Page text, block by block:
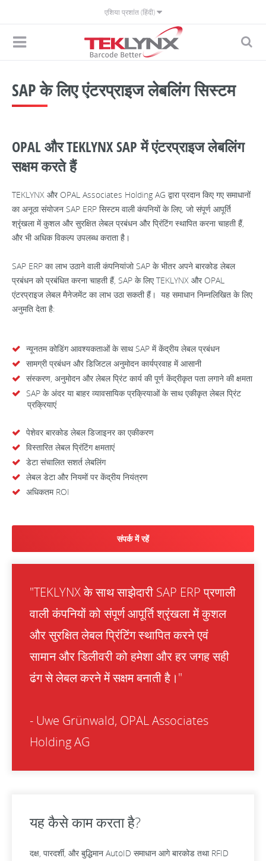
एशिया प्रशांत (हिंदी)
SAP के लिए एंटरप्राइज लेबलिंग सिस्टम
OPAL और TEKLYNX SAP में एंटरप्राइज लेबलिंग
सक्षम करते हैं
TEKLYNX और OPAL Associates Holding AG द्वारा प्रदान किए गए समाधानों
का अनूठा संयोजन SAP ERP सिस्टम वाली कंपनियों के लिए, जो संपूर्ण आपूर्ति
श्रृंखला में कुशल और सुरक्षित लेबल प्रबंधन और प्रिंटिंग स्थापित करना चाहती हैं,
और भी अधिक विकल्प उपलब्ध कराता है।
SAP ERP का लाभ उठाने वाली कंपनियांजो SAP के भीतर अपने बारकोड लेबल
प्रबंधन को प्रबंधित करना चाहती हैं, SAP के लिए TEKLYNX और OPAL
एंटरप्राइज लेबल मैनेजमेंट का लाभ उठा सकती हैं। यह समाधान निम्नलिखित के लिए
अनुमति देता है:
न्यूनतम कोडिंग आवश्यकताओं के साथ SAP में केंद्रीय लेबल प्रबंधन
सामग्री प्रबंधन और डिजिटल अनुमोदन कार्यप्रवाह में आसानी
संस्करण, अनुमोदन और लेबल प्रिंट कार्य की पूर्ण केंद्रीकृत पता लगाने की क्षमता
SAP के अंदर या बाहर व्यावसायिक प्रक्रियाओं के साथ एकीकृत लेबल प्रिंट
प्रक्रियाएं
पेशेवर बारकोड लेबल डिजाइनर का एकीकरण
विस्तारित लेबल प्रिंटिंग क्षमताएं
डेटा संचालित सशर्त लेबलिंग
लेबल डेटा और नियमों पर केंद्रीय नियंत्रण
अधिकतम ROI
संपर्क में रहें
"TEKLYNX के साथ साझेदारी SAP ERP प्रणाली
वाली कंपनियों को संपूर्ण आपूर्ति श्रृंखला में कुशल
और सुरक्षित लेबल प्रिंटिंग स्थापित करने एवं
सामान और डिलीवरी को हमेशा और हर जगह सही
ढंग से लेबल करने में सक्षम बनाती है।"
- Uwe Grünwald, OPAL Associates
Holding AG
यह कैसे काम करता है?
दक्ष, पारदर्शी, और बुद्धिमान AutoID समाधान आगे बारकोड तथा RFID